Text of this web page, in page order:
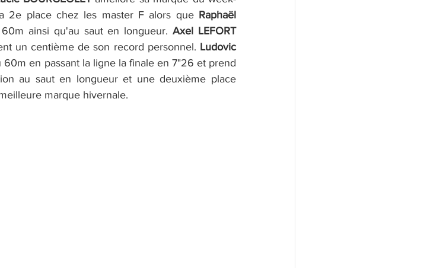
2e place chez les master F alors que Raphaël
ainsi qu'au saut en longueur. Axel LEFORT
un centième de son record personnel. Ludovic
en passant la ligne la finale en 7"26 et prend
au saut en longueur et une deuxième place
marque hivernale.